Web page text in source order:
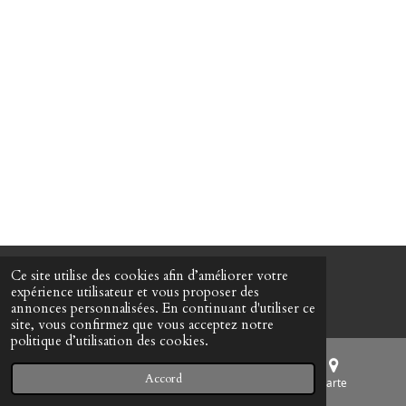
Ce site utilise des cookies afin d’améliorer votre
expérience utilisateur et vous proposer des
annonces personnalisées. En continuant d'utiliser ce
site, vous confirmez que vous acceptez notre
politique d’utilisation des cookies.
Accord
© 2023 - 2026 SPOOL
Propulsé par
Téléphone Carte